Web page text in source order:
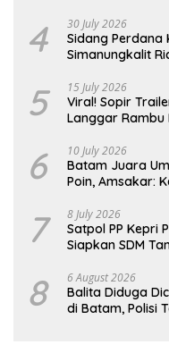
4 30 July 2026
Sidang Perdana
Simanungkalit
5 15 July 2026
Viral! Sopir
Langgar Rambu
6 10 July 2026
Batam Juara
Poin, Amsakar:
7 8 July 2026
Satpol PP Kepri
Siapkan SDM
8 6 August 2026
Balita Diduga
di Batam, Polisi